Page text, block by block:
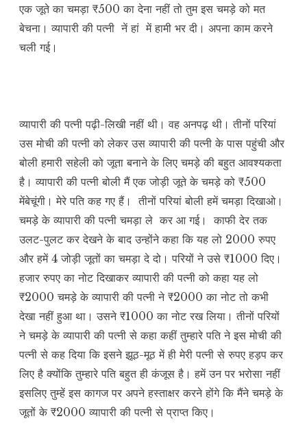
एक जूते का चमड़ा ₹500 का देना नहीं तो तुम इस चमड़े को मत
बेचना। व्यापारी की पत्नी नें हां में हामी भर दी। अपना काम करने
चली गई।
व्यापारी की पत्नी पढ़ी-लिखी नहीं थी। वह अनपढ़ थी। तीनों परियां
उस मोची की पत्नी को लेकर उस व्यापारी की पत्नी के पास पहुंची और
बोली हमारी सहेली को जूता बनाने के लिए चमड़े की बहुत आवश्यकता
है। व्यापारी की पत्नी बोली मैं एक जोड़ी जूते के चमड़े को ₹500
मेंबेचूंगी। मेरे पति कह गए हैं। तीनों परियां बोली हमें चमड़ा दिखाओ।
चमड़े के व्यापारी की पत्नी चमड़ा ले कर आ गई। काफी देर तक
उलट-पुलट कर देखने के बाद उन्होंने कहा कि यह लो 2000 रुपए
और हमें 4 जोड़ी जूतों का चमड़ा दे दो। परियों ने उसे ₹1000 दिए।
हजार रुपए का नोट दिखाकर व्यापारी की पत्नी को कहा यह लो
₹2000 चमड़े के व्यापारी की पत्नी ने ₹2000 का नोट तो कभी
देखा नहीं हुआ था। उसने ₹1000 का नोट रख लिया। तीनों परियों
ने चमड़े के व्यापारी की पत्नी से कहा कहीं तुम्हारे पति ने इस मोची की
पत्नी से कह दिया कि इसने झूठ-मूठ में ही मेरी पत्नी से रुपए हड़प कर
लिए है क्योंकि तुम्हारे पति बहुत ही कंजूस है। हमें उन पर भरोसा नहीं
इसलिए तुम्हें इस कागज पर अपने हस्ताक्षर करने होंगे कि मैंने चमड़े के
जूतों के ₹2000 व्यापारी की पत्नी से प्राप्त किए।